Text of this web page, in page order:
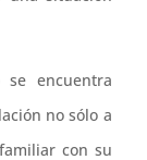
se encuentra
no sólo a
con su